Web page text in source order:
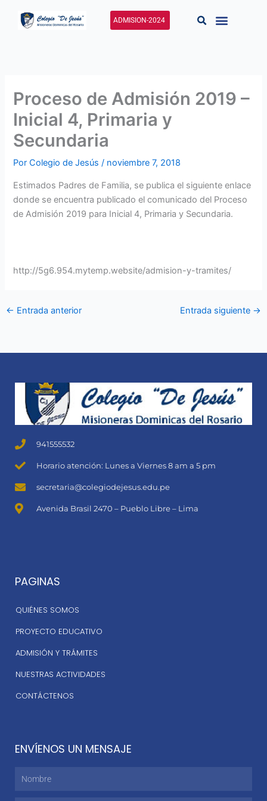
ADMISION-2024
Proceso de Admisión 2019 –
Inicial 4, Primaria y
Secundaria
PorColegio de Jesús/ noviembre 7, 2018
Estimados Padres de Familia, se publica el siguiente enlace
donde se encuentra publicado el comunicado del Proceso
de Admisión 2019 para Inicial 4, Primaria y Secundaria.
http://5g6.954.mytemp.website/admision-y-tramites/
← Entrada anterior Entrada siguiente →
941555532
Horario atención: Lunes a Viernes 8 am a 5 pm
secretaria@colegiodejesus.edu.pe
Avenida Brasil 2470 – Pueblo Libre – Lima
PAGINAS
QUIÉNES SOMOS
PROYECTO EDUCATIVO
ADMISIÓN Y TRÁMITES
NUESTRAS ACTIVIDADES
CONTÁCTENOS
ENVÍENOS UN MENSAJE
Nombre